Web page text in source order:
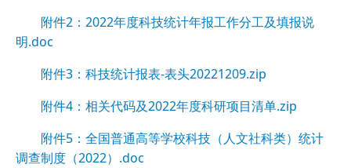
附件2：2022年度科技统计年报工作分工及填报说
明.doc
附件3：科技统计报表-表头20221209.zip
附件4：相关代码及2022年度科研项目清单.zip
附件5：全国普通高等学校科技（人文社科类）统计
调查制度（2022）.doc